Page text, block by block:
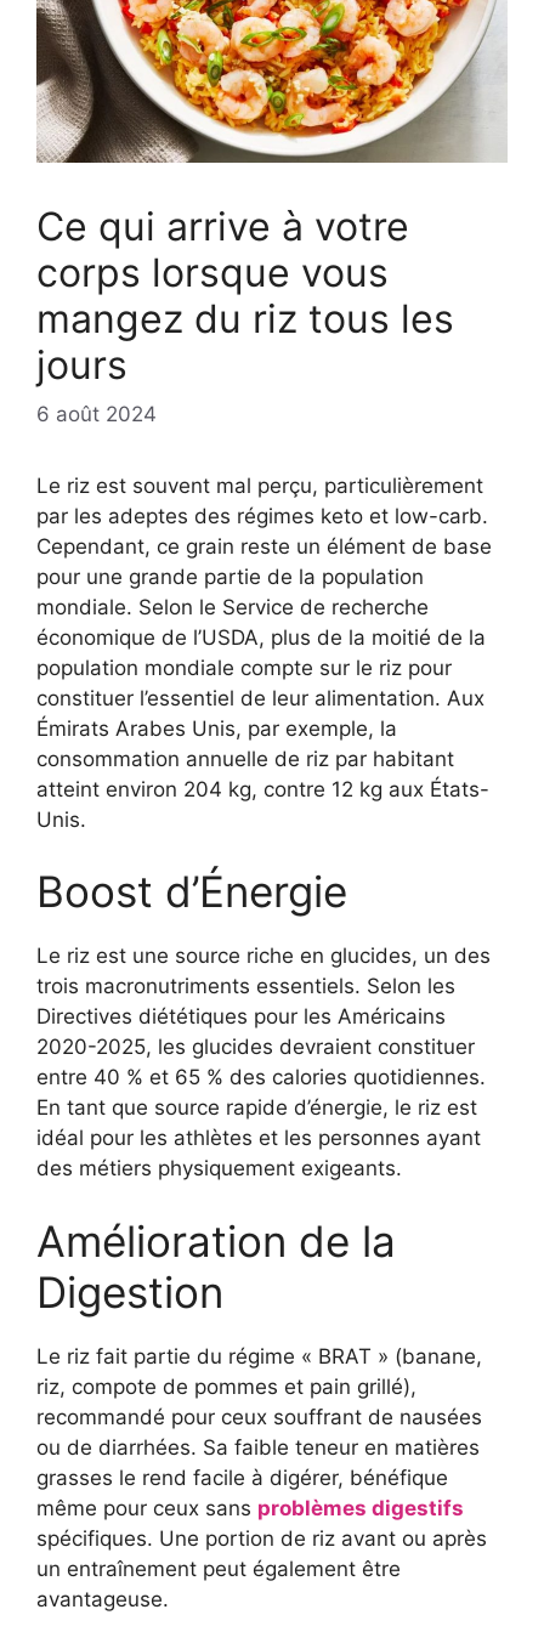
Ce qui arrive à votre
corps lorsque vous
mangez du riz tous les
jours
6 août 2024
Le riz est souvent mal perçu, particulièrement
par les adeptes des régimes keto et low-carb.
Cependant, ce grain reste un élément de base
pour une grande partie de la population
mondiale. Selon le Service de recherche
économique de l’USDA, plus de la moitié de la
population mondiale compte sur le riz pour
constituer l’essentiel de leur alimentation. Aux
Émirats Arabes Unis, par exemple, la
consommation annuelle de riz par habitant
atteint environ 204 kg, contre 12 kg aux États-
Unis.
Boost d’Énergie
Le riz est une source riche en glucides, un des
trois macronutriments essentiels. Selon les
Directives diététiques pour les Américains
2020-2025, les glucides devraient constituer
entre 40 % et 65 % des calories quotidiennes.
En tant que source rapide d’énergie, le riz est
idéal pour les athlètes et les personnes ayant
des métiers physiquement exigeants.
Amélioration de la
Digestion
Le riz fait partie du régime « BRAT » (banane,
riz, compote de pommes et pain grillé),
recommandé pour ceux souffrant de nausées
ou de diarrhées. Sa faible teneur en matières
grasses le rend facile à digérer, bénéfique
même pour ceux sans problèmes digestifs
spécifiques. Une portion de riz avant ou après
un entraînement peut également être
avantageuse.